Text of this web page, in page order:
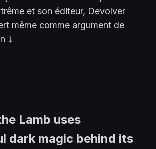
et son éditeur, Devolver
même comme argument de
⤵️
Lamb uses
dark magic behind its